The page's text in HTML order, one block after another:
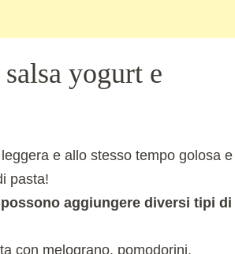
yogurt e
e allo stesso tempo golosa e
pasta!
aggiungere diversi tipi di
con melograno, pomodorini,